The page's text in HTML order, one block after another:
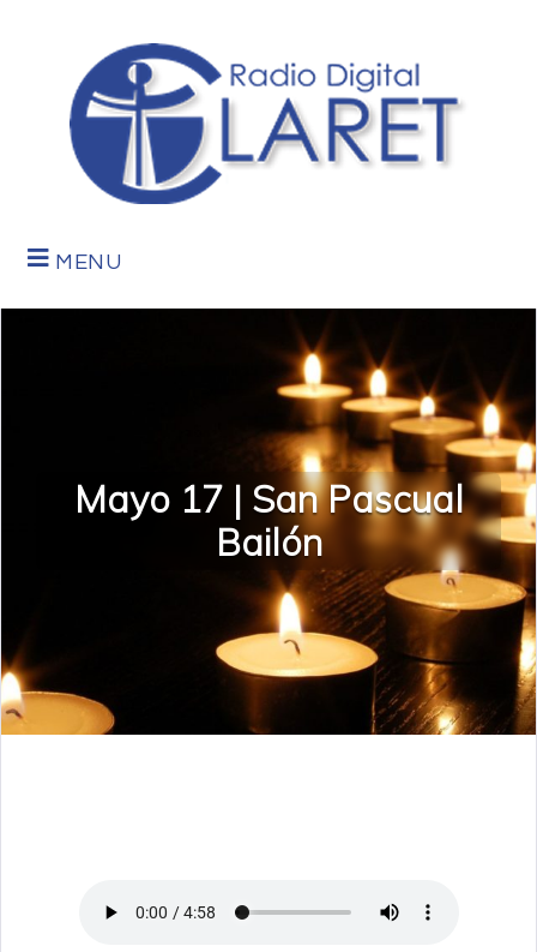
MENU
Mayo 17 | San Pascual
Bailón